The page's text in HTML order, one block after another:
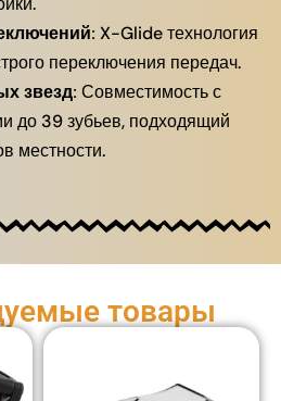
X-Glide технология
переключения передач.
звезд: Совместимость с
до 39 зубьев, подходящий
местности.
товары